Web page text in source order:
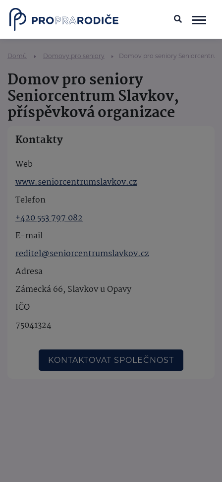
Domů Domovy pro seniory Domov pro seniory
Domov pro seniory
Seniorcentrum Slavkov,
příspěvková organizace
Kontakty
Web
www.seniorcentrumslavkov.cz
Telefon
+420 553 797 082
E-mail
reditel@seniorcentrumslavkov.cz
Adresa
Zámecká 66, Slavkov u Opavy
IČO
75041324
KONTAKTOVAT SPOLEČNOST